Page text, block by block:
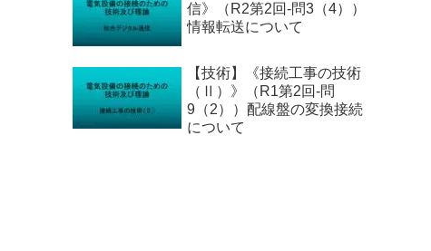
信》（R2第2回-問3（4））
情報転送について
【技術】《接続工事の技術
（Ⅱ）》（R1第2回-問
9（2））配線盤の変換接続
について